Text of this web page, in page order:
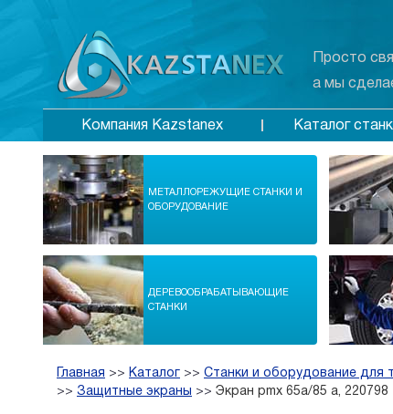
Просто
а мы
Компания Kazstanex Каталог
МЕТАЛЛОРЕЖУЩИЕ СТАНКИ И
ОБОРУДОВАНИЕ
ДЕРЕВООБРАБАТЫВАЮЩИЕ
СТАНКИ
Главная >> Каталог >> Станки и оборудование для
>> Защитные экраны >> Экран pmx 65a/85 a, 220798